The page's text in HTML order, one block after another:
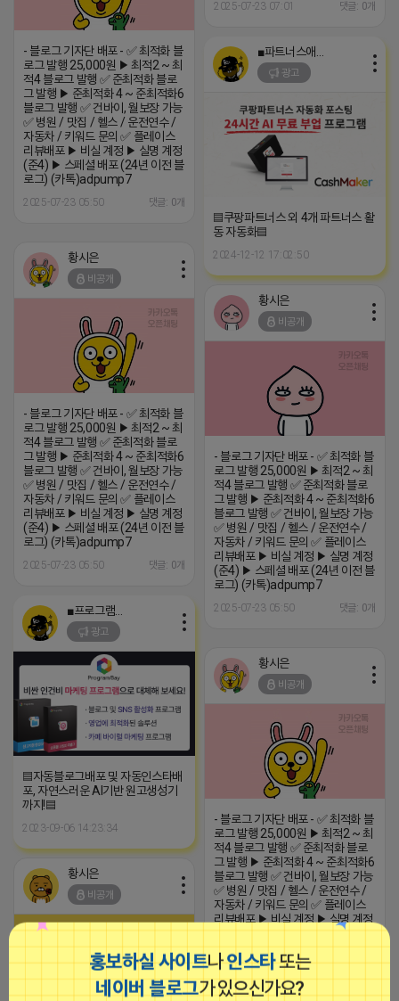
홍보하실 사이트나인스타또는
네이버 블로그가 있으신가요?
2025-07-23 07:01 댓글: 0개
- 블로그 기자단 배포 - ✅ 최적화 블
로그 발행 25,000원 ▶ 최적2 ~ 최
적4 블로그 발행 ✅ 준최적화 블로
그 발행 ▶ 준최적화 4 ~ 준최적화6
블로그 발행 ✅ 건바이, 월보장 가능
✅ 병원 / 맛집 / 헬스 / 운전연수 /
자동차 / 키워드 문의 ✅ 플레이스
리뷰배포 ▶ 비실 계정 ▶ 실명 계정
(준4) ▶ 스페셜 배포 (24년 이전 블
로그) (카톡)adpump7
2025-07-23 05:50 댓글: 0개
광고
▤쿠팡파트너스 외 4개 파트너스 활
동 자동화▤
2024-12-12 17:02:50
황시은
비공개
- 블로그 기자단 배포 - ✅ 최적화 블
로그 발행 25,000원 ▶ 최적2 ~ 최
적4 블로그 발행 ✅ 준최적화 블로
그 발행 ▶ 준최적화 4 ~ 준최적화6
블로그 발행 ✅ 건바이, 월보장 가능
✅ 병원 / 맛집 / 헬스 / 운전연수 /
자동차 / 키워드 문의 ✅ 플레이스
리뷰배포 ▶ 비실 계정 ▶ 실명 계정
(준4) ▶ 스페셜 배포 (24년 이전 블
로그) (카톡)adpump7
2025-07-23 05:50 댓글: 0개
황시은
비공개
- 블로그 기자단 배포 - ✅ 최적화 블
로그 발행 25,000원 ▶ 최적2 ~ 최
적4 블로그 발행 ✅ 준최적화 블로
그 발행 ▶ 준최적화 4 ~ 준최적화6
블로그 발행 ✅ 건바이, 월보장 가능
✅ 병원 / 맛집 / 헬스 / 운전연수 /
자동차 / 키워드 문의 ✅ 플레이스
리뷰배포 ▶ 비실 계정 ▶ 실명 계정
(준4) ▶ 스페셜 배포 (24년 이전 블
로그) (카톡)adpump7
2025-07-23 05:50 댓글: 0개
광고
▤자동블로그배포 및 자동인스타배
포, 자연스러운 AI기반 원고생성기
까지!▤
2023-09-06 14:23:34
황시은
비공개
- 블로그 기자단 배포 - ✅ 최적화 블
로그 발행 25,000원 ▶ 최적2 ~ 최
적4 블로그 발행 ✅ 준최적화 블로
그 발행 ▶ 준최적화 4 ~ 준최적화6
블로그 발행 ✅ 건바이, 월보장 가능
✅ 병원 / 맛집 / 헬스 / 운전연수 /
자동차 / 키워드 문의 ✅ 플레이스
리뷰배포 ▶ 비실 계정 ▶ 실명 계정
(준4) ▶ 스페셜 배포 (24년 이전 블
로그) (카톡)adpump7
2025-07-23 04:39
황시은
비공개